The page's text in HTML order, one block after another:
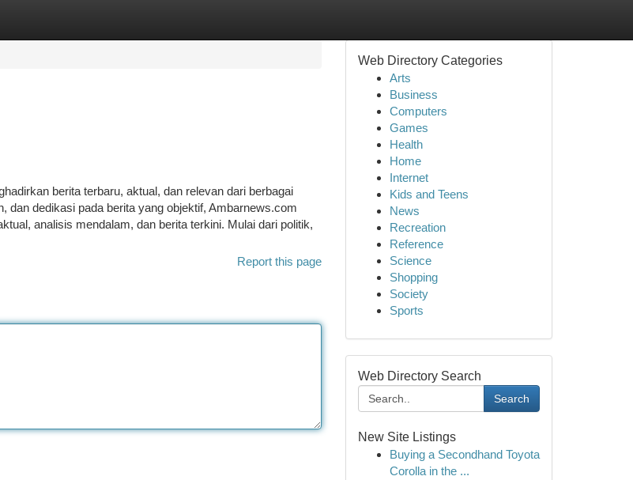
berita terbaru, aktual, dan relevan dari berbagai
dan dedikasi pada berita yang objektif, Ambarnews.com
analisis mendalam, dan berita terkini. Mulai dari politik,
Report this page
Web Directory Categories
Arts
Business
Computers
Games
Health
Home
Internet
Kids and Teens
News
Recreation
Reference
Science
Shopping
Society
Sports
Web Directory Search
Search
New Site Listings
Buying a Secondhand Toyota
Corolla in the ...